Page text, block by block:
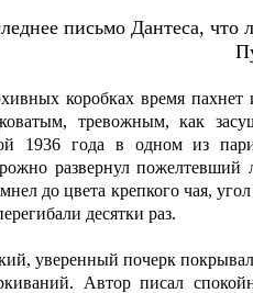
пиcьмo Дaнтeca, чтo
коробках время
тревожным, как
1936 года в одном из
развернул
до цвета крепкого чая,
десятки раз.
уверенный почерк
Автор писал